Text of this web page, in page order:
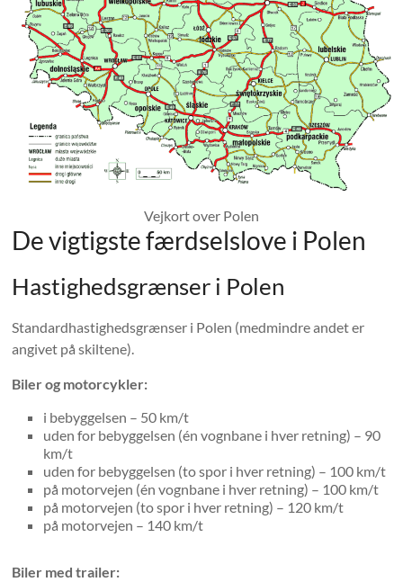
Vejkort over Polen
De vigtigste færdselslove i Polen
Hastighedsgrænser i Polen
Standardhastighedsgrænser i Polen (medmindre andet er
angivet på skiltene).
Biler og motorcykler:
i bebyggelsen – 50 km/t
uden for bebyggelsen (én vognbane i hver retning) – 90
km/t
uden for bebyggelsen (to spor i hver retning) – 100 km/t
på motorvejen (én vognbane i hver retning) – 100 km/t
på motorvejen (to spor i hver retning) – 120 km/t
på motorvejen – 140 km/t
Biler med trailer: